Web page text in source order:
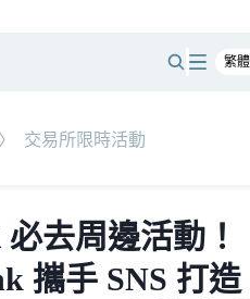
〉 交易所限時活動
去周邊活動！
攜手 SNS 打造